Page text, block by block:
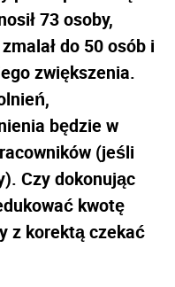
73 osoby,
do 50 osób i
zwiększenia.
będzie w
(jeśli
Czy dokonując
kwotę
z korektą czekać